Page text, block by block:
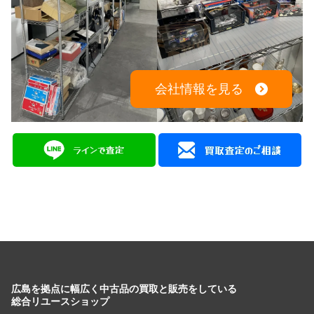
会社情報を見る
広島を拠点に幅広く中古品の買取と販売をしている
総合リユースショップ